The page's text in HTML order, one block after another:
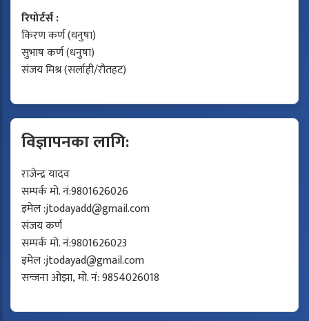
रिपोर्टर्स :
किरण कर्ण (धनुषा)
सुभाष कर्ण (धनुषा)
संजय मिश्र (सर्लाही/रौतहट)
विज्ञापनका लागि:
राजेन्द्र यादव
सम्पर्क मो. नं:9801626026
इमेल :jtodayadd@gmail.com
संजय कर्ण
सम्पर्क मो. नं:9801626023
इमेल :jtodayad@gmail.com
सन्जना ओझा, मो. नं: 9854026018